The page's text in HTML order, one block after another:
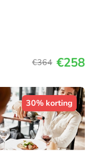
€364 €258
30% korting